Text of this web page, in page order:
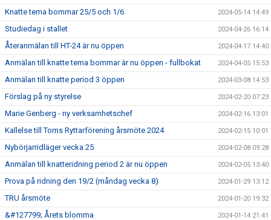
Knatte tema bommar 25/5 och 1/6 2024-05-14 14:49
Studiedag i stallet 2024-04-26 16:14
Återanmälan till HT-24 är nu öppen 2024-04-17 14:40
Anmälan till knatte tema bommar är nu öppen - fullbokat 2024-04-05 15:53
Anmälan till knatte period 3 öppen 2024-03-08 14:53
Förslag på ny styrelse 2024-02-20 07:23
Marie Genberg - ny verksamhetschef 2024-02-16 13:01
Kallelse till Torns Ryttarförening årsmöte 2024 2024-02-15 10:01
Nybörjarridläger vecka 25 2024-02-08 09:28
Anmälan till knatteridning period 2 är nu öppen 2024-02-05 13:40
Prova på ridning den 19/2 (måndag vecka 8) 2024-01-29 13:12
TRU årsmöte 2024-01-20 19:32
&#127799; Årets blomma 2024-01-14 21:41